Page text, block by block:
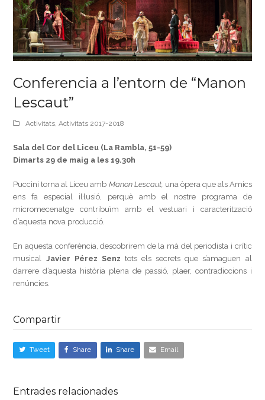
Conferencia a l’entorn de “Manon
Lescaut”
Activitats,Activitats 2017-2018
Sala del Cor del Liceu (La Rambla, 51-59)
Dimarts 29 de maig a les 19.30h
Puccini torna al Liceu amb Manon Lescaut, una òpera que als Amics
ens fa especial il·lusió, perquè amb el nostre programa de
micromecenatge contribuïm amb el vestuari i caracterització
d’aquesta nova producció.
En aquesta conferència, descobrirem de la mà del periodista i crític
musical Javier Pérez Senz tots els secrets que s’amaguen al
darrere d’aquesta història plena de passió, plaer, contradiccions i
renúncies.
Compartir
Tweet Share Share Email
Entrades relacionades